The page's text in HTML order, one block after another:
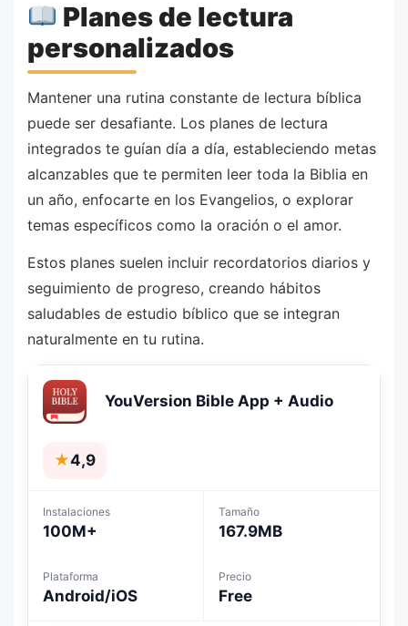
Planes de lectura
personalizados
Mantener una rutina constante de lectura bíblica
puede ser desafiante. Los planes de lectura
integrados te guían día a día, estableciendo metas
alcanzables que te permiten leer toda la Biblia en
un año, enfocarte en los Evangelios, o explorar
temas específicos como la oración o el amor.
Estos planes suelen incluir recordatorios diarios y
seguimiento de progreso, creando hábitos
saludables de estudio bíblico que se integran
naturalmente en tu rutina.
YouVersion Bible App + Audio
★4,9
Instalaciones
100M+
Tamaño
167.9MB
Plataforma
Android/iOS
Precio
Free